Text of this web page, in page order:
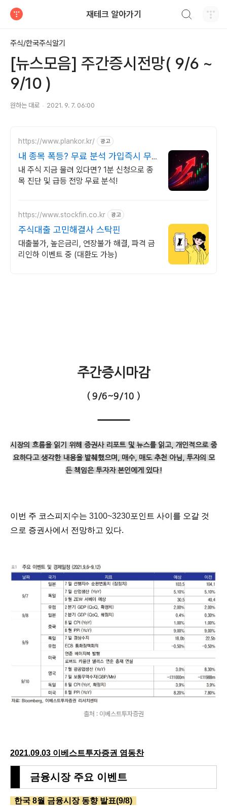
재테크 알아가기
주식/한국주식알기
[뉴스모음] 주간증시전망( 9/6 ~
9/10 )
원하는 대로 2021. 9. 7. 06:00
https://www.plankor.kr/ 광고
내 종목 폭등? 무료 분석 가입즉시 무
료리포트 100%
내 주식 지금 물려 있다면? 1분 신청으로 종
목 진단 및 급등 전망 무료 분석!
https://www.stockfin.co.kr 광고
주식대출 고민해결사 스탁핀
대출불가, 높은금리, 연장불가 해결, 파격 금
리인하 이벤트 중 (대환도 가능)
주간증시마감
( 9/6~9/10 )
시장의 흐름을 읽기 위해 증권사 리포트 및 뉴스를 읽고, 개인적으로 중
요하다고 생각한 내용을 발췌했으며, 매수, 매도 추천 아님, 투자의 모
든 책임은 투자자 본인에게 있다!
이번 주 코스피지수는 3100~3230포인트 사이를 오갈 것
으로 증권사에서 전망하고 있다.
출처 : 이베스트투자증권
2021.09.03 이베스트투자증권 염동찬
금융시장 주요 이벤트
한국 8월 금융시장 동향 발표(9/8)